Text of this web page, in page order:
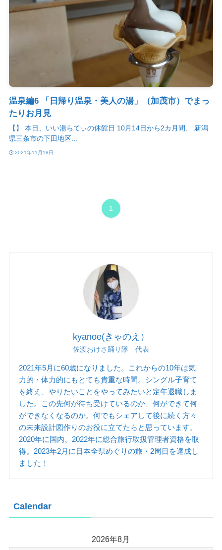
温泉編6 「日帰り温泉・美人の湯」（加茂市）でまっ
たりお月見
【】 本日、いい湯らてぃの休館日 10月14日から2カ月間、 新潟
県三条市の下田地区...
2021年11月18日
1
kyanoe(きゃのえ）
佐渡おけさ踊り隊 代表
2021年5月に60歳になりました。これからの10年は気
力的・体力的にもとても貴重な時間。シングル子育て
を終え、やりたいことをやってみたいと定年退職しま
した。この先何が待ち受けているのか、何ができて何
ができなくなるのか。何でもシェアして後に続く方々
の未来設計図作りのお役に立てたらと思っています。
2020年に国内、2022年に総合旅行取扱管理者資格を取
得。2023年2月に日本全県めぐりの旅・2周目を達成し
ました！
Calendar
2026年8月